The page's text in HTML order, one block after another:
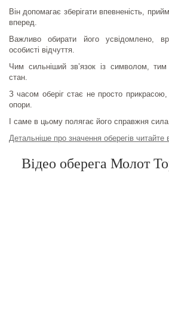
Він допомагає зберігати впевненість,
вперед.
Важливо обирати його усвідомлено,
особисті відчуття.
Чим сильніший зв’язок із символом,
стан.
З часом оберіг стає не просто
опори.
І саме в цьому полягає його справжня
Детальніше про значення оберегів читайте
Відео оберега Молот